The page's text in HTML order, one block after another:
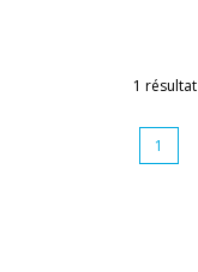
1 résultat
1